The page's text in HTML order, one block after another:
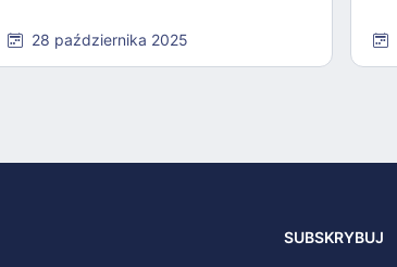
28 października 2025
SUBSKRYBUJ